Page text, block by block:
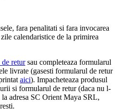
fara penalitati si fara invocarea
calendaristice de la primirea
retursau completeaza formularul
livrate (gasesti formularul de retur
aici). Impacheteaza produsul
si formularul de retur (daca nu l-
adresa SC Orient Maya SRL,